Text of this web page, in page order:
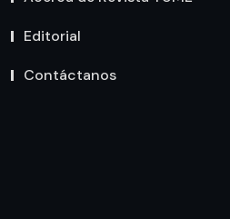
Editorial
Contáctanos